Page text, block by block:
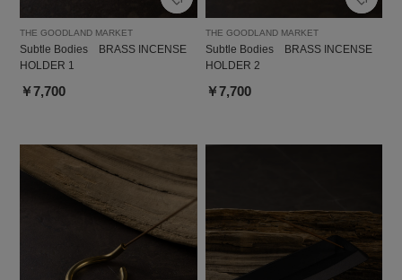
THE GOODLAND MARKET
Subtle Bodies BRASS INCENSE
HOLDER 1
￥7,700
THE GOODLAND MARKET
Subtle Bodies BRASS INCENSE
HOLDER 2
￥7,700